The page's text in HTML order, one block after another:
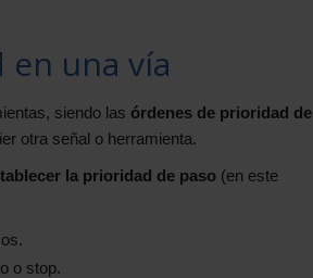
una vía
siendo las órdenes de prioridad de
otra señal o herramienta.
la prioridad de paso (en este
o stop.